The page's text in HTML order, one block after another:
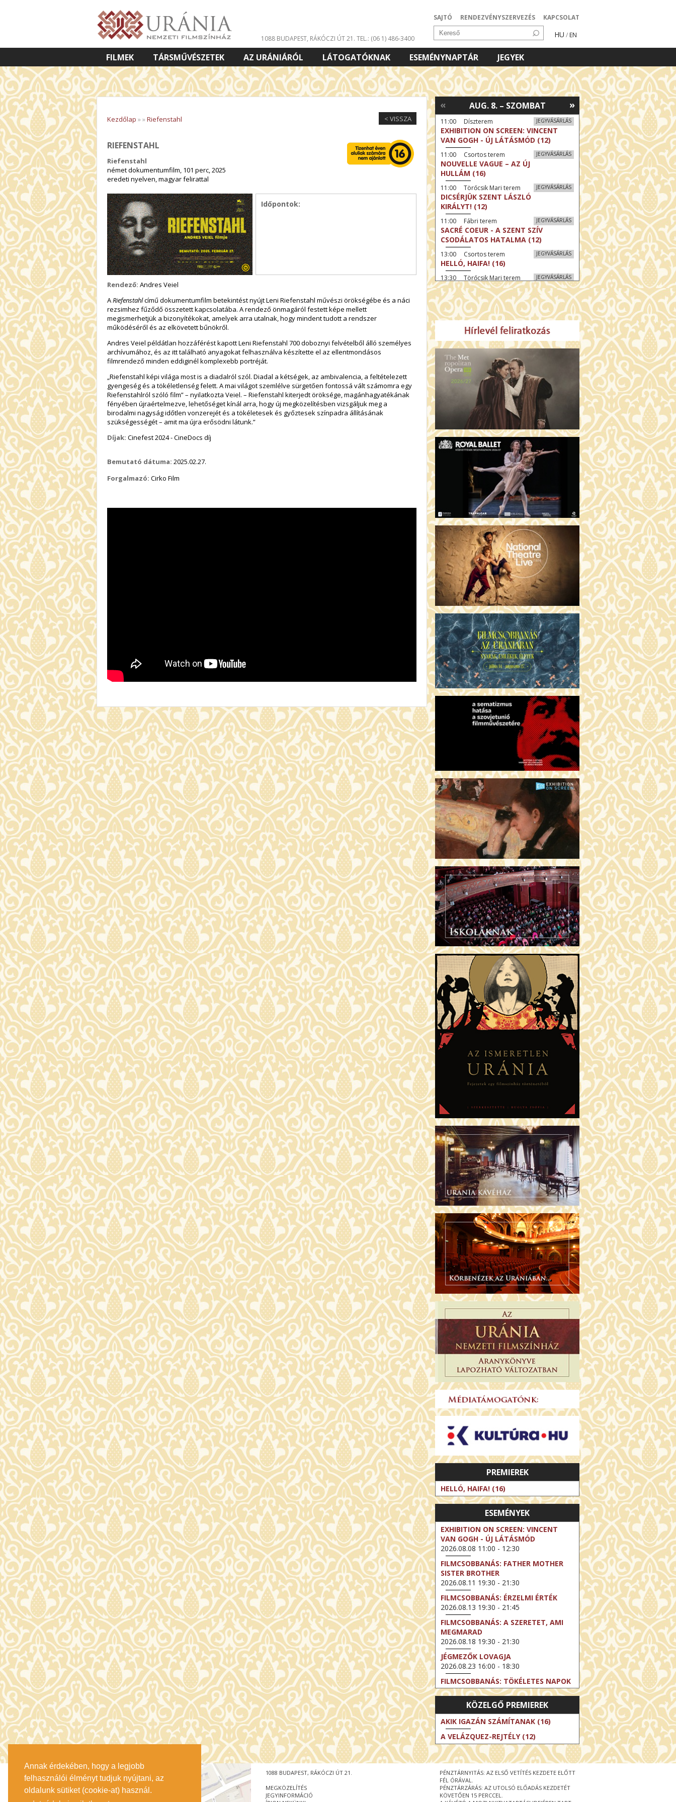
Annak érdekében, hogy a legjobb
felhasználói élményt tudjuk nyújtani, az
oldalunk sütiket (cookie-at) használ.
SAJTÓ RENDEZVÉNYSZERVEZÉS KAPCSOLAT
HU / EN
1088 BUDAPEST, RÁKÓCZI ÚT 21. TEL.: (06 1) 486-3400
FILMEK TÁRSMŰVÉSZETEK AZ URÁNIÁRÓL LÁTOGATÓKNAK ESEMÉNYNAPTÁR
JEGYEK
VETÍTETT KÉPES ELŐADÁSOK
< VISSZA
Kezdőlap »»Riefenstahl
RIEFENSTAHL
Riefenstahl
német dokumentumfilm, 101 perc, 2025
eredeti nyelven, magyar felirattal
Időpontok:
Rendező: Andres Veiel
ARiefenstahlcímű dokumentumfilm betekintést nyújt Leni Riefenstahl művészi örökségébe és a náci
rezsimhez fűződő összetett kapcsolatába. A rendező önmagáról festett képe mellett
megismerhetjük a bizonyítékokat, amelyek arra utalnak, hogy mindent tudott a rendszer
működéséről és az elkövetett bűnökről.
Andres Veiel példátlan hozzáférést kapott Leni Riefenstahl 700 doboznyi felvételből álló személyes
archívumához, és az itt található anyagokat felhasználva készítette el az ellentmondásos
filmrendező minden eddiginél komplexebb portréját.
„Riefenstahl képi világa most is a diadalról szól. Diadal a kétségek, az ambivalencia, a feltételezett
gyengeség és a tökéletlenség felett. A mai világot szemlélve sürgetően fontossá vált számomra egy
Riefenstahlról szóló film” – nyilatkozta Veiel. – Riefenstahl kiterjedt öröksége, magánhagyatékának
fényében újraértelmezve, lehetőséget kínál arra, hogy új megközelítésben vizsgáljuk meg a
birodalmi nagyság időtlen vonzerejét és a tökéletesek és győztesek színpadra állításának
szükségességét – amit ma újra erősödni látunk.”
Díjak: Cinefest 2024 - CineDocs díj
Bemutató dátuma: 2025.02.27.
Forgalmazó: Cirko Film
»
AUG. 8. – SZOMBAT
«
JEGYVÁSÁRLÁS
11:00 Díszterem
EXHIBITION ON SCREEN: VINCENT
VAN GOGH - ÚJ LÁTÁSMÓD (12)
JEGYVÁSÁRLÁS
11:00 Csortos terem
NOUVELLE VAGUE – AZ ÚJ
HULLÁM (16)
JEGYVÁSÁRLÁS
11:00 Törőcsik Mari terem
DICSÉRJÜK SZENT LÁSZLÓ
KIRÁLYT! (12)
JEGYVÁSÁRLÁS
11:00 Fábri terem
SACRÉ COEUR - A SZENT SZÍV
CSODÁLATOS HATALMA (12)
JEGYVÁSÁRLÁS
13:00 Csortos terem
HELLÓ, HAIFA! (16)
JEGYVÁSÁRLÁS
13:30 Törőcsik Mari terem
A KEGYELEM (16)
JEGYVÁSÁRLÁS
13:30 Díszterem
MAGYAR MENYEGZŐ (12)
14:30 Fábri terem
MESSZI ÉSZAK (12)
JEGYVÁSÁRLÁS
15:00 Csortos terem
MOHÁCS – VILÁGOK HARCA (12)
15:30 Díszterem
ODÜSSZEIA (16)
JEGYVÁSÁRLÁS
16:00 Törőcsik Mari terem
TALÁLKOZÁS A BUDDHÁVAL (12)
JEGYVÁSÁRLÁS
17:00 Fábri terem
MOMO (12)
17:00 Csortos terem
ARGENTIN TÖRTÉNETEK (16)
19:00 Fábri terem
AZ ÖRDÖG PRADÁT VISEL 2. (12)
19:00 Csortos terem
ÁDÁM ALMÁI (16)
JEGYVÁSÁRLÁS
19:00 Törőcsik Mari terem
HOGYAN TUDNÉK ÉLNI
NÉLKÜLED? (12)
JEGYVÁSÁRLÁS
19:00 Díszterem
ODÜSSZEIA (16)
PREMIEREK
HELLÓ, HAIFA! (16)
ESEMÉNYEK
EXHIBITION ON SCREEN: VINCENT
VAN GOGH - ÚJ LÁTÁSMÓD
2026.08.08 11:00 - 12:30
FILMCSOBBANÁS: FATHER MOTHER
SISTER BROTHER
2026.08.11 19:30 - 21:30
FILMCSOBBANÁS: ÉRZELMI ÉRTÉK
2026.08.13 19:30 - 21:45
FILMCSOBBANÁS: A SZERETET, AMI
MEGMARAD
2026.08.18 19:30 - 21:30
JÉGMEZŐK LOVAGJA
2026.08.23 16:00 - 18:30
FILMCSOBBANÁS: TÖKÉLETES NAPOK
2026.08.25 19:30 - 21:45
FILMCSOBBANÁS: IFJÚSÁG
2026.08.27 19:30 - 21:30
EXHIBITION ON SCREEN: VINCENT
VAN GOGH - ÚJ LÁTÁSMÓD
2026.08.30 11:00 - 12:30
NT LIVE / DAVID IRELAND: THE FIFTH
STEP
2026.09.01 19:00 - 21:00
BERLIN ELESTE
KÖZELGŐ PREMIEREK
AKIK IGAZÁN SZÁMÍTANAK (16)
A VELÁZQUEZ-REJTÉLY (12)
PÉNZTÁRNYITÁS: AZ ELSŐ VETÍTÉS KEZDETE ELŐTT
FÉL ÓRÁVAL.
PÉNZTÁRZÁRÁS: AZ UTOLSÓ ELŐADÁS KEZDETÉT
KÖVETŐEN 15 PERCCEL.
1088 BUDAPEST, RÁKÓCZI ÚT 21.
MEGKÖZELÍTÉS
JEGYINFORMÁCIÓ